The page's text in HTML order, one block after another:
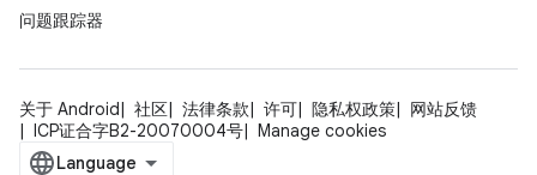
问题跟踪器
关于 Android 社区 法律条款 许可 隐私权政策
网站反馈
ICP证合字B2-20070004号
Manage cookies